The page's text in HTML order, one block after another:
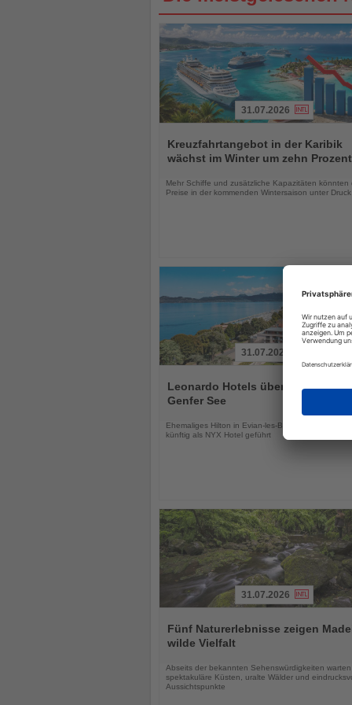
Sie
die
31.07.2026
Kreuzfahrtangebot in der Karibik
wächst im Winter um zehn Prozent
Mehr Schiffe und zusätzliche Kapazitäten könnten
Preise in der kommenden Wintersaison unter
Sie
die
31.07.2026
Leonardo Hotels übernimmt Hotel
Genfer See
Ehemaliges Hilton in Evian-les-Bains wird
künftig als NYX Hotel geführt
Sie
die
31.07.2026
Fünf Naturerlebnisse zeigen
wilde Vielfalt
Abseits der bekannten Sehenswürdigkeiten warten
spektakuläre Küsten, uralte Wälder und
Aussichtspunkte